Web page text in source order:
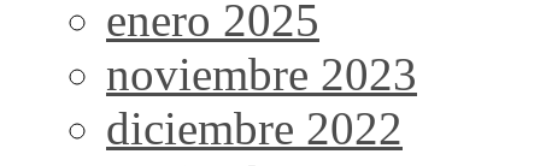
enero 2025
noviembre 2023
diciembre 2022